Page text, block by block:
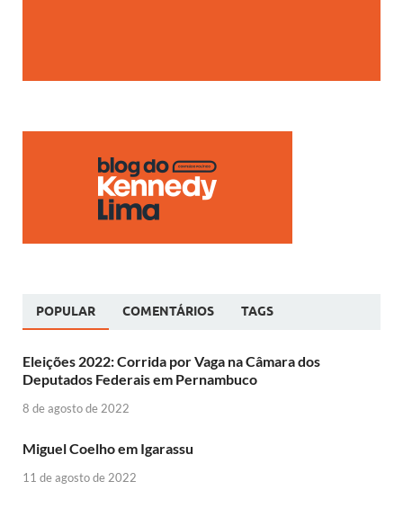
POPULAR COMENTÁRIOS TAGS
Eleições 2022: Corrida por Vaga na Câmara dos
Deputados Federais em Pernambuco
8 de agosto de 2022
Miguel Coelho em Igarassu
11 de agosto de 2022